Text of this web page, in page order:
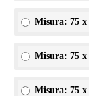
Misura: 75 x
Misura: 75 x
Misura: 75 x